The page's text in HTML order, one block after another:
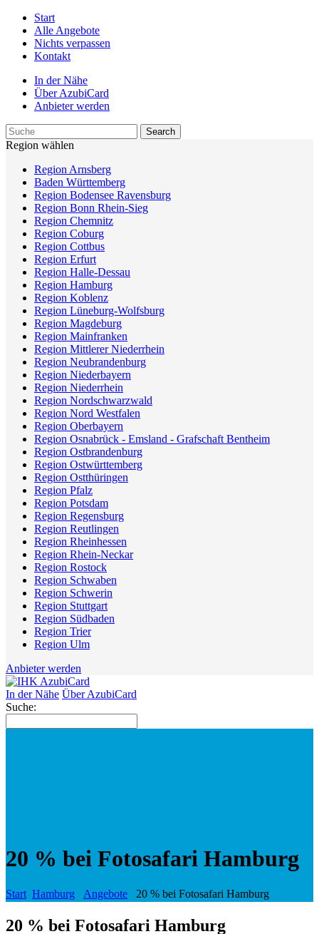
Start
Alle Angebote
Nichts verpassen
Kontakt
In der Nähe
Über AzubiCard
Anbieter werden
Region wählen
Region Arnsberg
Baden Württemberg
Region Bodensee Ravensburg
Region Bonn Rhein-Sieg
Region Chemnitz
Region Coburg
Region Cottbus
Region Erfurt
Region Halle-Dessau
Region Hamburg
Region Koblenz
Region Lüneburg-Wolfsburg
Region Magdeburg
Region Mainfranken
Region Mittlerer Niederrhein
Region Neubrandenburg
Region Niederbayern
Region Niederrhein
Region Nordschwarzwald
Region Nord Westfalen
Region Oberbayern
Region Osnabrück - Emsland - Grafschaft Bentheim
Region Ostbrandenburg
Region Ostwürttemberg
Region Ostthüringen
Region Pfalz
Region Potsdam
Region Regensburg
Region Reutlingen
Region Rheinhessen
Region Rhein-Neckar
Region Rostock
Region Schwaben
Region Schwerin
Region Stuttgart
Region Südbaden
Region Trier
Region Ulm
Anbieter werden
In der Nähe Über AzubiCard
Suche:
20 % bei Fotosafari Hamburg
Start Hamburg Angebote 20 % bei Fotosafari Hamburg
20 % bei Fotosafari Hamburg